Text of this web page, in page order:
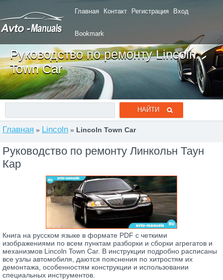
Главная Контакт Регистрация Вход
Bookmark
Руководство по ремонту Lincoln
Town Car
Главная » Lincoln » Lincoln Town Car
Руководство по ремонту Линкольн Таун
Кар
Книга на русском языке в формате PDF с четкими
изображениями по всем пунктам разборки и сборки агрегатов и
механизмов Lincoln Town Car. В инструкции подробно расписаны
все узлы автомобиля, даются пояснения по хитростям их
демонтажа, особенностям конструкции и использовании
специальных инструментов.